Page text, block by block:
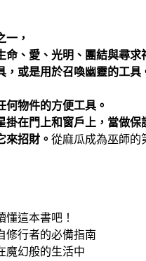
一，
、愛、光明、團結與尋求
或是用於召喚幽靈的工具
何物件的方便工具。
在門上和窗戶上，當做保
來招財。 從麻瓜成為巫師的
這本書吧！
修行者的必備指南
魔幻般的生活中